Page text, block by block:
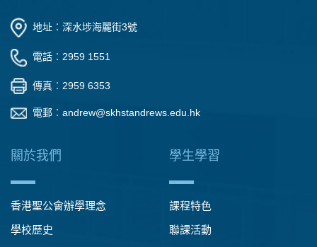
地址︰深水埗海麗街3號
電話︰2959 1551
傳真︰2959 6353
電郵︰ andrew@skhstandrews.edu.hk
關於我們
香港聖公會辦學理念
學校歷史
學生學習
課程特色
聯課活動